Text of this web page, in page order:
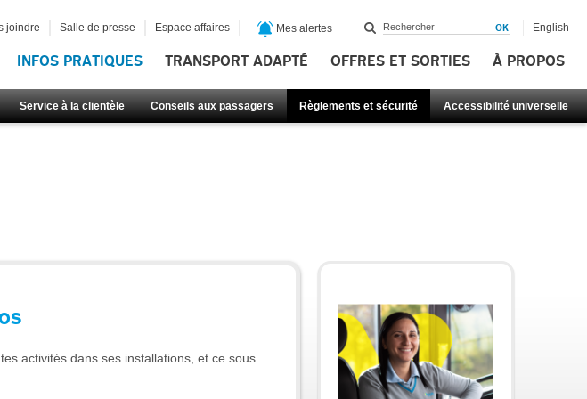
INFOS PRATIQUES TRANSPORT ADAPTÉ OFFRES ET SORTIES À PROPOS
Service à la clientèle Conseils aux passagers Règlements et sécurité Accessibilité universelle
joindre Salle de presse Espace affaires Mes alertes English
activités dans ses installations, et ce sous